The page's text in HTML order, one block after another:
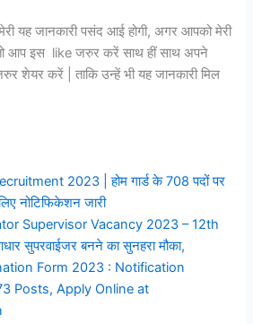
यह जानकारी पसंद आई होगी, अगर आपको मेरी
तो आप इस like जरुर करें साथ हीं साथ अपने
शेयर करें | ताकि उन्हें भी यह जानकारी मिल
2023 | होम गार्ड के 708 पदों पर
नोटिफिकेशन जारी
Supervisor Vacancy 2023 – 12th
सुपरवाईजर बनने का सुनहरा मौका,
Form 2023 : Notification
Posts, Apply Online at